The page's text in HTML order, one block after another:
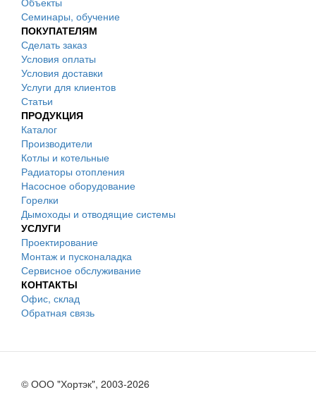
Семинары, обучение
ПОКУПАТЕЛЯМ
Сделать заказ
Условия оплаты
Условия доставки
Услуги для клиентов
Статьи
ПРОДУКЦИЯ
Каталог
Производители
Котлы и котельные
Радиаторы отопления
Насосное оборудование
Горелки
Дымоходы и отводящие системы
УСЛУГИ
Проектирование
Монтаж и пусконаладка
Сервисное обслуживание
КОНТАКТЫ
Офис, склад
Обратная связь
© ООО "Хортэк", 2003-2026